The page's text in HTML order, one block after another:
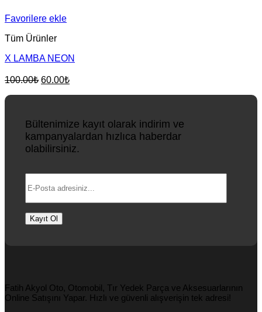
Favorilere ekle
Tüm Ürünler
X LAMBA NEON
100.00₺ Orijinal
60.00₺Şu
Bültenimize kayıt olarak indirim ve
kampanyalardan hızlıca haberdar
olabilirsiniz.
Fatih Akyol Oto, Otomobil, Tır Yedek Parça ve Aksesuarlarının
Online Satışını Yapar. Hızlı ve güvenli alışverişin tek adresi!